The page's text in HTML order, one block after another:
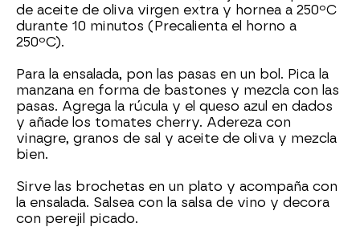
de aceite de oliva virgen extra y hornea a 250ºC
durante 10 minutos (Precalienta el horno a
250ºC).
Para la ensalada, pon las pasas en un bol. Pica la
manzana en forma de bastones y mezcla con las
pasas. Agrega la rúcula y el queso azul en dados
y añade los tomates cherry. Adereza con
vinagre, granos de sal y aceite de oliva y mezcla
bien.
Sirve las brochetas en un plato y acompaña con
la ensalada. Salsea con la salsa de vino y decora
con perejil picado.